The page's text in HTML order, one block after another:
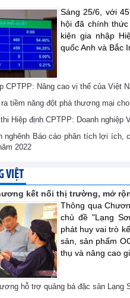
Sáng 25/6, với
hội đã chính
kiện gia nhập
quốc Anh và Bắc
CPTPP: Nâng cao vị thế của Việt
tiềm năng đột phá thương mại
Hiệp định CPTPP: Doanh nghiệp
nghênh Báo cáo phân tích lợi ích,
2022
VIỆT
kết nối thị trường, mở
Thông qua
chủ đề "Lạng
phát huy vai trò
sản, sản phẩm
thụ và nâng cao
hỗ trợ quảng bá đặc sản Lạng